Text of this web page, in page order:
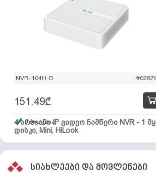
NVR-104H-D
4 არხიანი IP ვიდეო ჩამწერი NVR - 1
დისკი, Mini, HiLook
151.49₾
მარაგშია
სიახლეები და მოვლენები